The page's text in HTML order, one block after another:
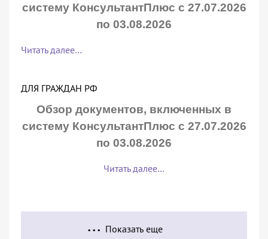
систему КонсультантПлюс с 27.07.2026
по 03.08.2026
Читать далее…
ДЛЯ ГРАЖДАН РФ
Обзор документов, включенных в
систему КонсультантПлюс с 27.07.2026
по 03.08.2026
Читать далее…
Показать еще